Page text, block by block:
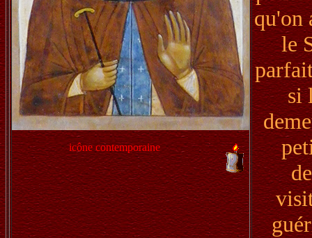
icône contemporaine
qu'on
le
si